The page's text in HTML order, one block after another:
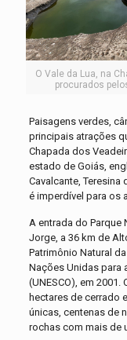
O Vale da Lua, na
procurados
Paisagens verdes,
principais atrações
Chapada dos
estado de Goiás,
Cavalcante, Teresina
é imperdível para os
A entrada do
Jorge, a 36 km de
Patrimônio Natural
Nações Unidas para
(UNESCO), em
hectares de cerrado
únicas, centenas de
rochas com mais de